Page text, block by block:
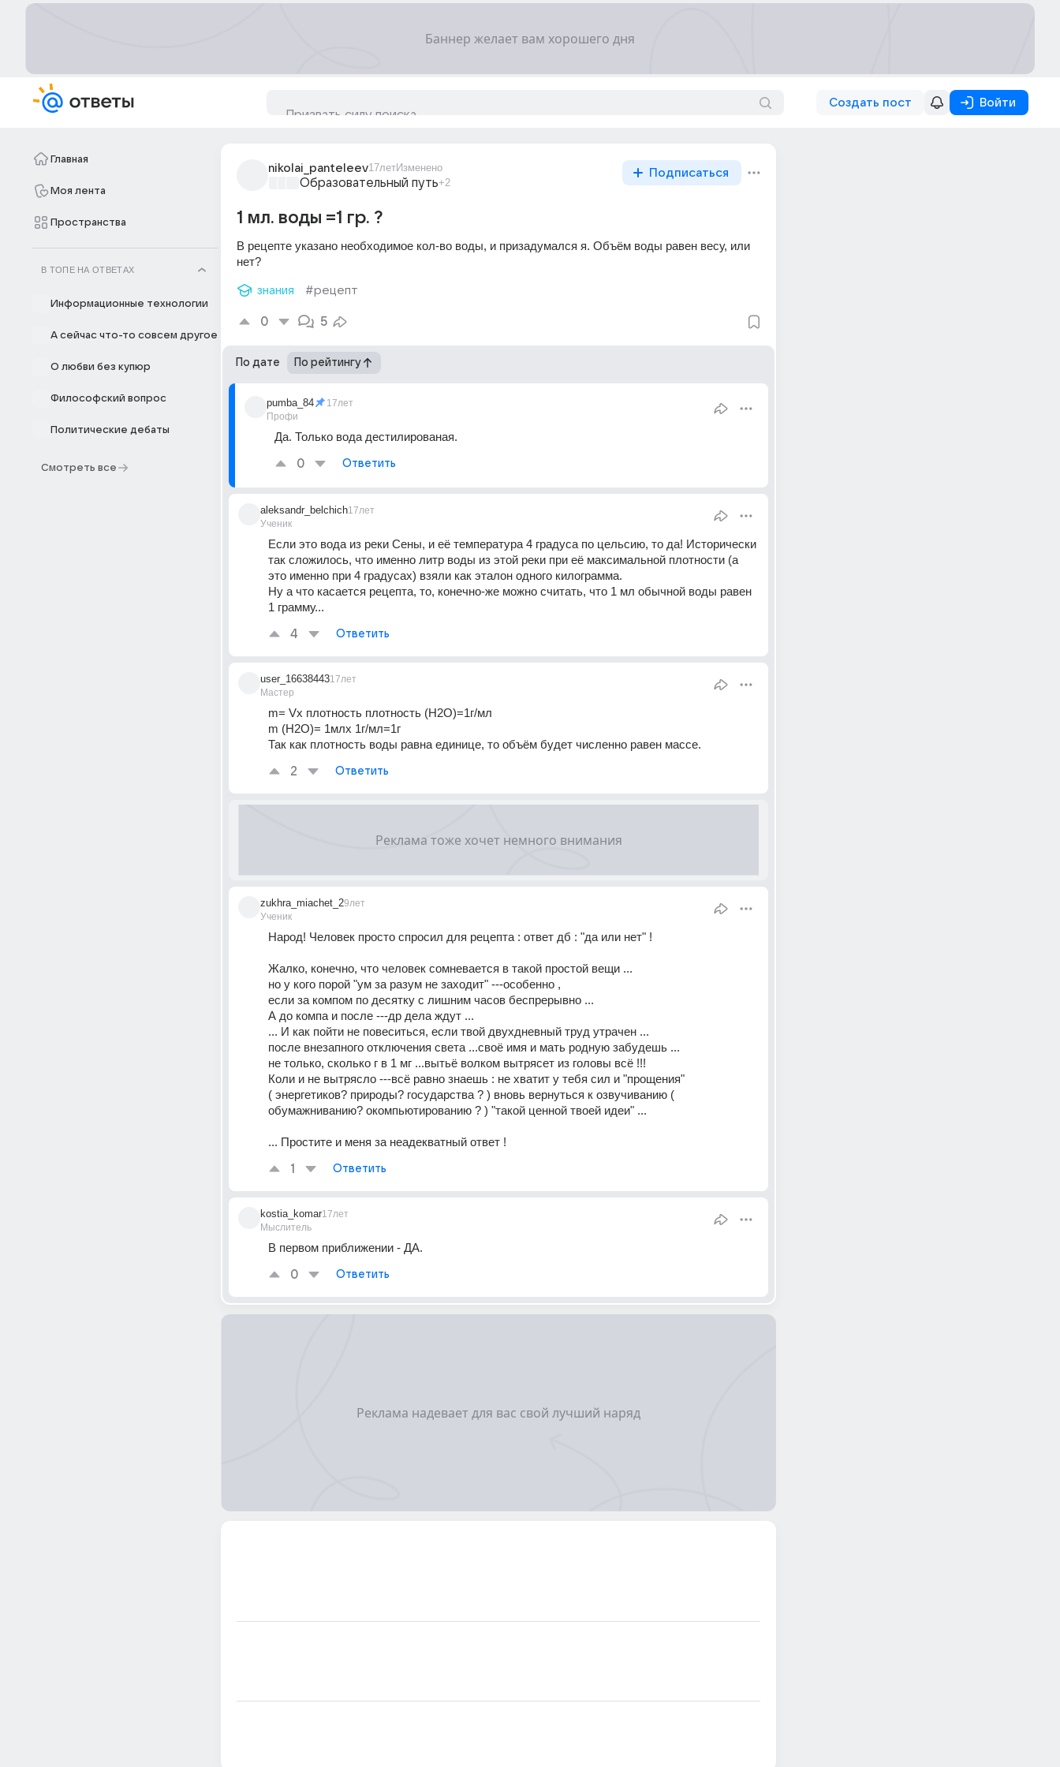
Создать пост Войти
Главная
Моя лента
Пространства
В ТОПЕ НА ОТВЕТАХ
Информационные технологии
А сейчас что-то совсем другое
О любви без купюр
Философский вопрос
Политические дебаты
Смотреть все
nikolai_panteleev17летИзменено
Образовательный путь+2
Подписаться
1 мл. воды =1 гр. ?
В рецепте указано необходимое кол-во воды, и призадумался я. Объём воды равен весу, или
нет?
знания #рецепт
0 5
По дате По рейтингу
pumba_84
Профи
17лет
Да. Только вода дестилированая.
0 Ответить
aleksandr_belchich
Ученик
17лет
Если это вода из реки Сены, и её температура 4 градуса по цельсию, то да! Исторически
так сложилось, что именно литр воды из этой реки при её максимальной плотности (а
это именно при 4 градусах) взяли как эталон одного килограмма.
Ну а что касается рецепта, то, конечно-же можно считать, что 1 мл обычной воды равен
1 грамму...
4 Ответить
user_16638443
Мастер
17лет
m= Vx плотность плотность (H2O)=1г/мл
m (H2O)= 1млх 1г/мл=1г
Так как плотность воды равна единице, то объём будет численно равен массе.
2 Ответить
zukhra_miachet_2
Ученик
9лет
Народ! Человек просто спросил для рецепта : ответ дб : "да или нет" !
Жалко, конечно, что человек сомневается в такой простой вещи ...
но у кого порой "ум за разум не заходит" ---особенно ,
если за компом по десятку с лишним часов беспрерывно ...
А до компа и после ---др дела ждут ...
... И как пойти не повеситься, если твой двухдневный труд утрачен ...
после внезапного отключения света ...своё имя и мать родную забудешь ...
не только, сколько г в 1 мг ...вытьё волком вытрясет из головы всё !!!
Коли и не вытрясло ---всё равно знаешь : не хватит у тебя сил и "прощения"
( энергетиков? природы? государства ? ) вновь вернуться к озвучиванию (
обумажниванию? окомпьютированию ? ) "такой ценной твоей идеи" ...
... Простите и меня за неадекватный ответ !
1 Ответить
kostia_komar
Мыслитель
17лет
В первом приближении - ДА.
0 Ответить